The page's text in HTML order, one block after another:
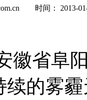
时间：
徽省阜
续的雾